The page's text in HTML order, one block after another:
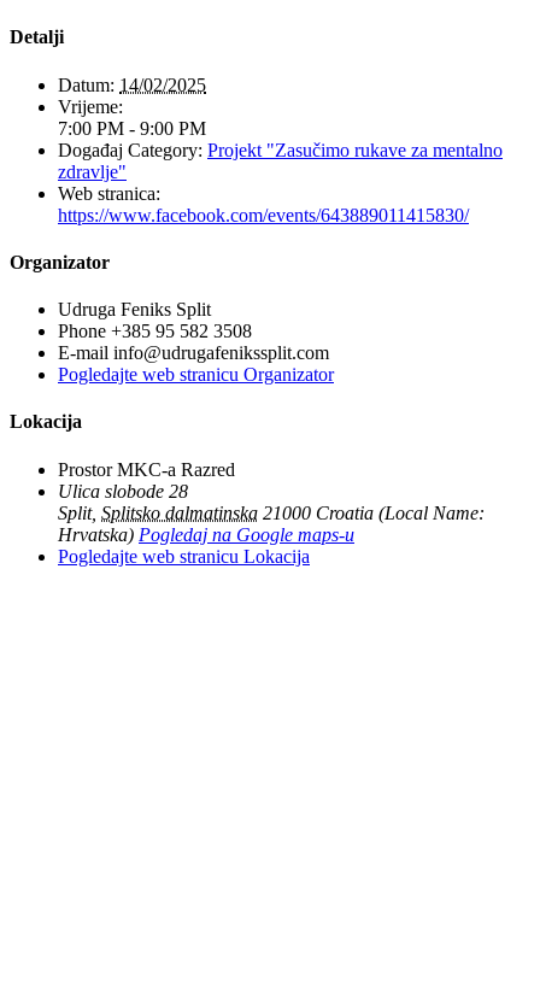
Detalji
Datum: 14/02/2025
Vrijeme:
7:00 PM - 9:00 PM
Događaj Category: Projekt "Zasučimo rukave za mentalno
zdravlje"
Web stranica:
https://www.facebook.com/events/643889011415830/
Organizator
Udruga Feniks Split
Phone +385 95 582 3508
E-mail info@udrugafenikssplit.com
Pogledajte web stranicu Organizator
Lokacija
Prostor MKC-a Razred
Ulica slobode 28
Split, Splitsko dalmatinska 21000 Croatia (Local Name:
Hrvatska) Pogledaj na Google maps-u
Pogledajte web stranicu Lokacija